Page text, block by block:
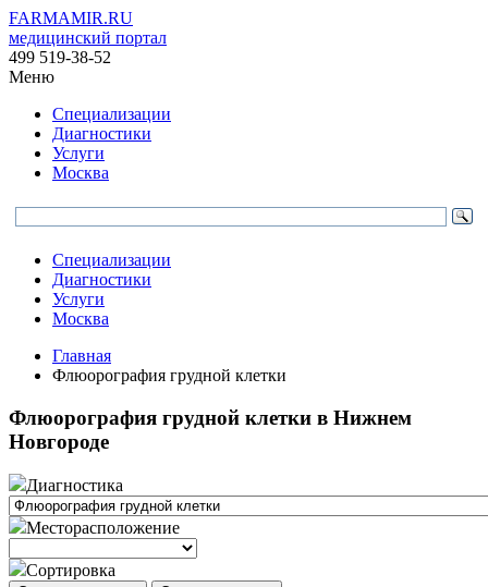
FARMAMIR.RU
медицинский портал
499 519-38-52
Меню
Специализации
Диагностики
Услуги
Москва
Специализации
Диагностики
Услуги
Москва
Главная
Флюорография грудной клетки
Флюорография грудной клетки в Нижнем
Новгороде
Диагностика
Месторасположение
Сортировка